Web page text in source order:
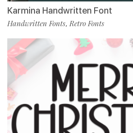
Karmina Handwritten Font
Handwritten Fonts,Retro Fonts